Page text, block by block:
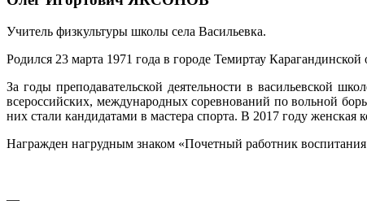
Учитель физкультуры школы села Васильевка.
Родился 23 марта 1971 года в городе Темиртау
За годы преподавательской деятельности в васильевской
всероссийских, международных соревнований по вольной
них стали кандидатами в мастера спорта. В 2017 году
Награжден нагрудным знаком «Почетный работник
—